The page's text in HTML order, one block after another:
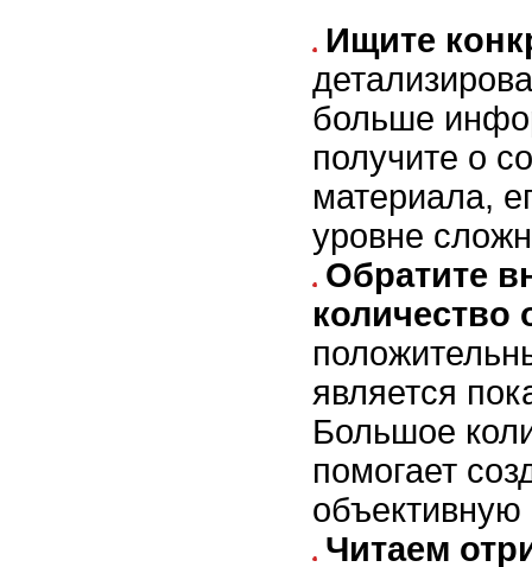
Ищите
больше
получите о
материала,
уровне
Обратите
количество
является
Большое
помогает
объективную
Читаем